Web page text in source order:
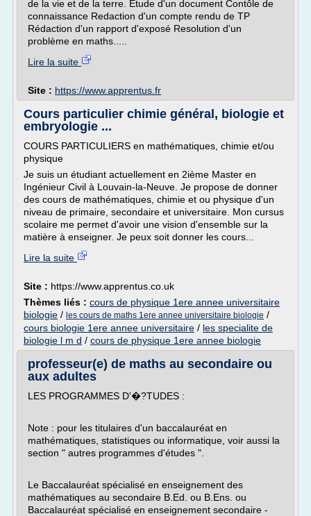
de la vie et de la terre. Etude d'un document Contôle de
connaissance Redaction d'un compte rendu de TP
Rédaction d'un rapport d'exposé Resolution d'un
problème en maths.....
Lire la suite
Site : https://www.apprentus.fr
Cours particulier chimie général, biologie et
embryologie ...
COURS PARTICULIERS en mathématiques, chimie et/ou
physique
Je suis un étudiant actuellement en 2ième Master en
Ingénieur Civil à Louvain-la-Neuve. Je propose de donner
des cours de mathématiques, chimie et ou physique d'un
niveau de primaire, secondaire et universitaire. Mon cursus
scolaire me permet d'avoir une vision d'ensemble sur la
matière à enseigner. Je peux soit donner les cours...
Lire la suite
Site : https://www.apprentus.co.uk
Thèmes liés : cours de physique 1ere annee universitaire
biologie / les cours de maths 1ere annee universitaire biologie /
cours biologie 1ere annee universitaire / les specialite de
biologie l m d / cours de physique 1ere annee biologie
professeur(e) de maths au secondaire ou
aux adultes
LES PROGRAMMES D'�?TUDES :
Note : pour les titulaires d'un baccalauréat en
mathématiques, statistiques ou informatique, voir aussi la
section " autres programmes d'études ".
Le Baccalauréat spécialisé en enseignement des
mathématiques au secondaire B.Ed. ou B.Ens. ou
Baccalauréat spécialisé en enseignement secondaire -